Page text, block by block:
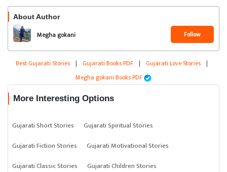
About Author
Megha gokani Follow
Best Gujarati Stories | Gujarati Books PDF | Gujarati Love Stories |
Megha gokani Books PDF
More Interesting Options
Gujarati Short Stories
Gujarati Spiritual Stories
Gujarati Fiction Stories
Gujarati Motivational Stories
Gujarati Classic Stories
Gujarati Children Stories